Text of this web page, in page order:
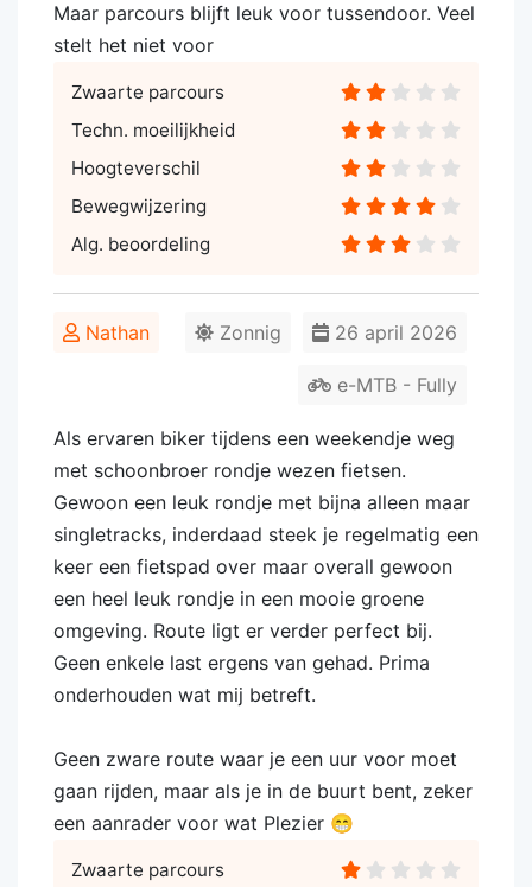
Maar parcours blijft leuk voor tussendoor. Veel
stelt het niet voor
Zwaarte parcours
Techn. moeilijkheid
Hoogteverschil
Bewegwijzering
Alg. beoordeling
Nathan 26 april 2026
Zonnig
e-MTB - Fully
Als ervaren biker tijdens een weekendje weg
met schoonbroer rondje wezen fietsen.
Gewoon een leuk rondje met bijna alleen maar
singletracks, inderdaad steek je regelmatig een
keer een fietspad over maar overall gewoon
een heel leuk rondje in een mooie groene
omgeving. Route ligt er verder perfect bij.
Geen enkele last ergens van gehad. Prima
onderhouden wat mij betreft.
Geen zware route waar je een uur voor moet
gaan rijden, maar als je in de buurt bent, zeker
een aanrader voor wat Plezier 😁
Zwaarte parcours